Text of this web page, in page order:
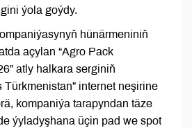
ýola goýdy.
hünärmeniniň
açylan “Agro Pack
atly halkara serginiň
Türkmenistan” internet neşirine
kompaniýa tarapyndan täze
ýyladyşhana üçin pad we spot